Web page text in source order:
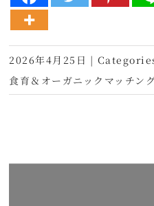
2026年4月25日 |
食育＆オーガニックマッチン